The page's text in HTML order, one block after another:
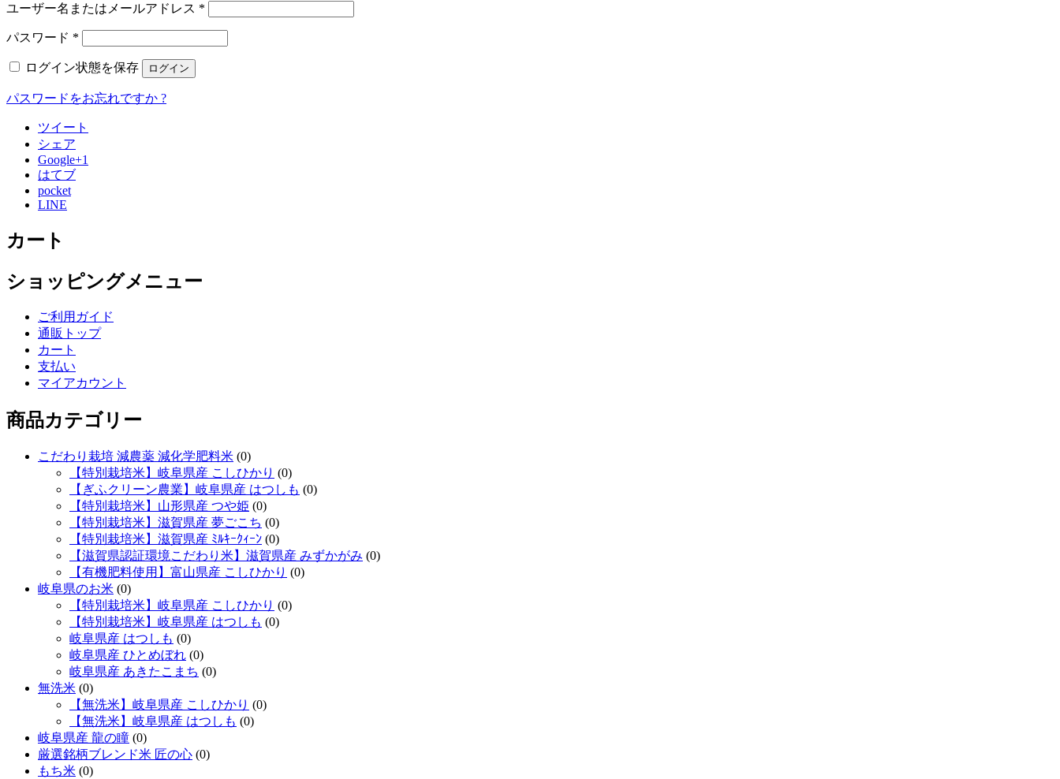
ユーザー名またはメールアドレス *
パスワード *
ログイン状態を保存 ログイン
パスワードをお忘れですか ?
ツイート
シェア
Google+1
はてブ
pocket
LINE
カート
ショッピングメニュー
ご利用ガイド
通販トップ
カート
支払い
マイアカウント
商品カテゴリー
こだわり栽培 減農薬 減化学肥料米 (0)
【特別栽培米】岐阜県産 こしひかり (0)
【ぎふクリーン農業】岐阜県産 はつしも (0)
【特別栽培米】山形県産 つや姫 (0)
【特別栽培米】滋賀県産 夢ごこち (0)
【特別栽培米】滋賀県産 ﾐﾙｷｰｸｨｰﾝ (0)
【滋賀県認証環境こだわり米】滋賀県産 みずかがみ (0)
【有機肥料使用】富山県産 こしひかり (0)
岐阜県のお米 (0)
【特別栽培米】岐阜県産 こしひかり (0)
【特別栽培米】岐阜県産 はつしも (0)
岐阜県産 はつしも (0)
岐阜県産 ひとめぼれ (0)
岐阜県産 あきたこまち (0)
無洗米 (0)
【無洗米】岐阜県産 こしひかり (0)
【無洗米】岐阜県産 はつしも (0)
岐阜県産 龍の瞳 (0)
厳選銘柄ブレンド米 匠の心 (0)
もち米 (0)